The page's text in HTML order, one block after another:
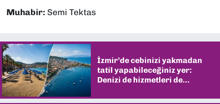
Muhabir: Semi Tektas
İzmir’de cebinizi yakmadan
tatil yapabileceğiniz yer:
Denizi de hizmetleri de